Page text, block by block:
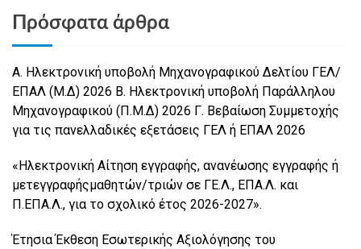
Πρόσφατα άρθρα
Α. Ηλεκτρονική υποβολή Μηχανογραφικού Δελτίου ΓΕΛ/
ΕΠΑΛ (Μ.Δ) 2026 Β. Ηλεκτρονική υποβολή Παράλληλου
Μηχανογραφικού (Π.Μ.Δ) 2026 Γ. Βεβαίωση Συμμετοχής
για τις πανελλαδικές εξετάσεις ΓΕΛ ή ΕΠΑΛ 2026
«Ηλεκτρονική Αίτηση εγγραφής, ανανέωσης εγγραφής ή
μετεγγραφήςμαθητών/τριών σε ΓΕ.Λ., ΕΠΑ.Λ. και
Π.ΕΠΑ.Λ., για το σχολικό έτος 2026-2027».
Έτησια Έκθεση Εσωτερικής Αξιολόγησης του